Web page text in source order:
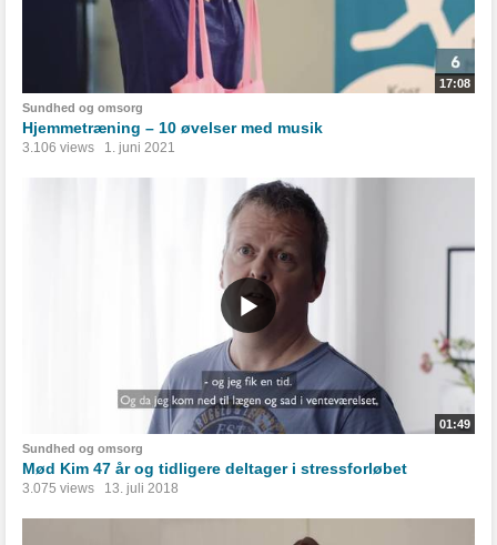
17:08
Sundhed og omsorg
Hjemmetræning – 10 øvelser med musik
3.106 views 1. juni 2021
01:49
Sundhed og omsorg
Mød Kim 47 år og tidligere deltager i stressforløbet
3.075 views 13. juli 2018